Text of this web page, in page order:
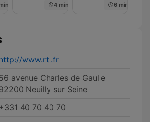
4 min
6 min
http://www.rtl.fr
56 avenue Charles de Gaulle
92200 Neuilly sur Seine
+331 40 70 40 70